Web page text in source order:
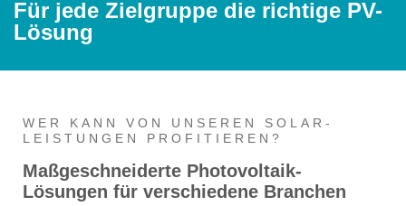
Für jede Zielgruppe die richtige PV-
Lösung
WER KANN VON UNSEREN SOLAR-
LEISTUNGEN PROFITIEREN?
Maßgeschneiderte Photovoltaik-
Lösungen für verschiedene Branchen